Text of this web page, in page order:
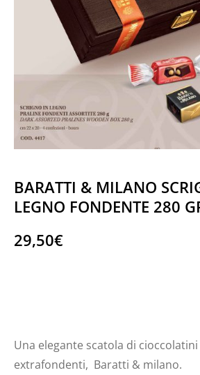
BARATTI & MILANO
LEGNO FONDENTE 280
29,50€
Una elegante scatola di
extrafondenti, Baratti & milano.